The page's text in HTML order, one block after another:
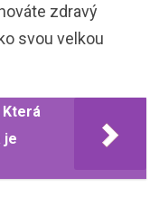
zdravý
svou velkou
Která
je